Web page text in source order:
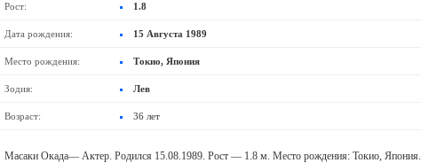
Рост: 1.8
Дата рождения: 15 Августа 1989
Место рождения: Токио, Япония
Зодия: Лев
Возраст: 36 лет
Масаки Окада— Актер. Родился 15.08.1989. Рост — 1.8 м. Место рождения: Токио, Япония.